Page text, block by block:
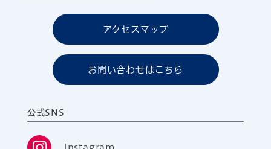
アクセスマップ
お問い合わせはこちら
公式SNS
Instagram